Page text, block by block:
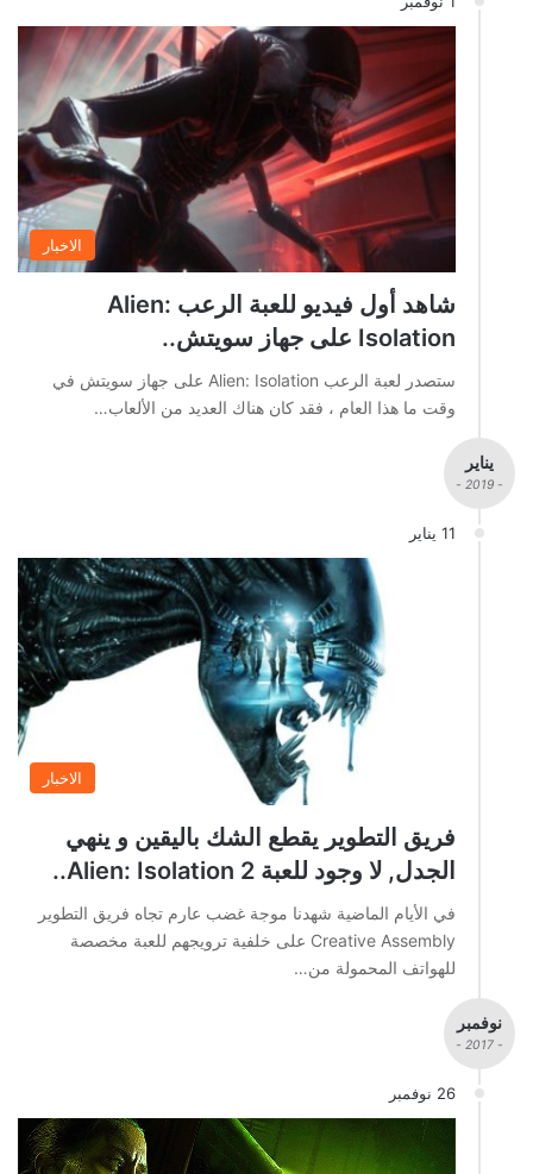
الاخبار
شاهد أول فيديو للعبة الرعب Alien:
Isolation على جهاز سويتش..
ستصدر لعبة الرعب Alien: Isolation على جهاز سويتش في
وقت ما هذا العام ، فقد كان هناك العديد من الألعاب…
يناير
- 2019 -
11 يناير
الاخبار
فريق التطوير يقطع الشك باليقين و ينهي
الجدل, لا وجود للعبة Alien: Isolation 2..
في الأيام الماضية شهدنا موجة غضب عارم تجاه فريق التطوير
Creative Assembly على خلفية ترويجهم للعبة مخصصة
للهواتف المحمولة من…
نوفمبر
- 2017 -
26 نوفمبر